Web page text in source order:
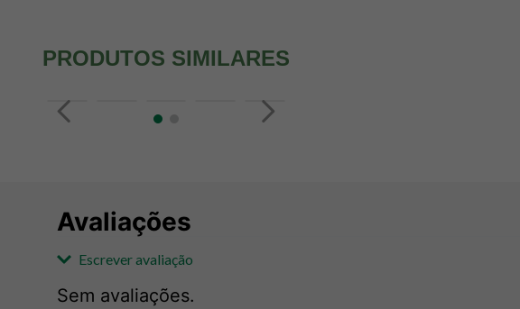
PRODUTOS SIMILARES
Avaliações
Escrever avaliação
Sem avaliações.